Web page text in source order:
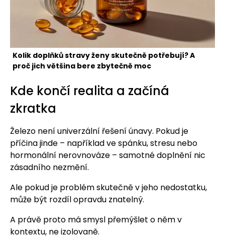
Kolik doplňků stravy ženy skutečně potřebují? A
proč jich většina bere zbytečně moc
Kde končí realita a začíná
zkratka
Železo není univerzální řešení únavy. Pokud je
příčina jinde – například ve spánku, stresu nebo
hormonální nerovnováze – samotné doplnění nic
zásadního nezmění.
Ale pokud je problém skutečně v jeho nedostatku,
může být rozdíl opravdu znatelný.
A právě proto má smysl přemýšlet o něm v
kontextu, ne izolovaně.